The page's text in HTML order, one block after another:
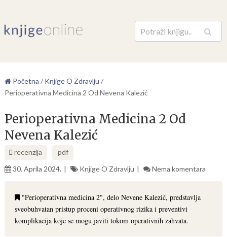
Pretraga
Početna / Knjige O Zdravlju /
Perioperativna Medicina 2 Od Nevena Kalezić
Perioperativna Medicina 2 Od
Nevena Kalezić
recenzija
pdf
30. Aprila 2024.
Knjige O Zdravlju Nema komentara
"Perioperativna medicina 2", delo Nevene Kalezić, predstavlja
sveobuhvatan pristup proceni operativnog rizika i preventivi
komplikacija koje se mogu javiti tokom operativnih zahvata.